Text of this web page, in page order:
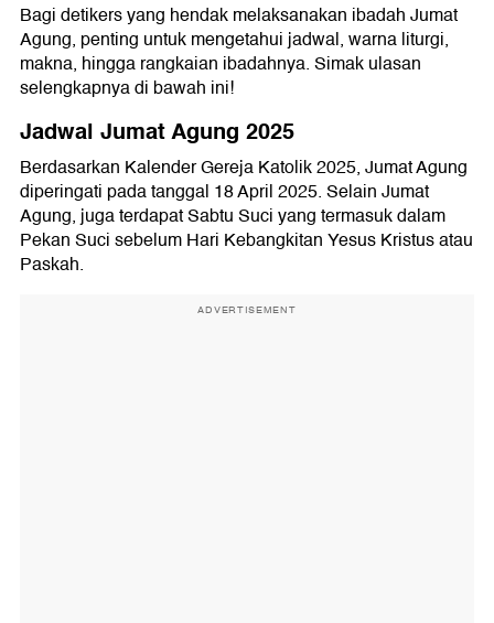
Bagi detikers yang hendak melaksanakan ibadah Jumat
Agung, penting untuk mengetahui jadwal, warna liturgi,
makna, hingga rangkaian ibadahnya. Simak ulasan
selengkapnya di bawah ini!
Jadwal Jumat Agung 2025
Berdasarkan Kalender Gereja Katolik 2025, Jumat Agung
diperingati pada tanggal 18 April 2025. Selain Jumat
Agung, juga terdapat Sabtu Suci yang termasuk dalam
Pekan Suci sebelum Hari Kebangkitan Yesus Kristus atau
Paskah.
ADVERTISEMENT